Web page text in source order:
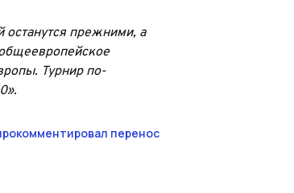
прежними, а
Турнир по-
перенос